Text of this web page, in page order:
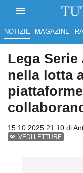
NOTIZIE MAGAZINE
Lega
nella lotta
15.10.2025 21:10 di
VEDI LETTURE